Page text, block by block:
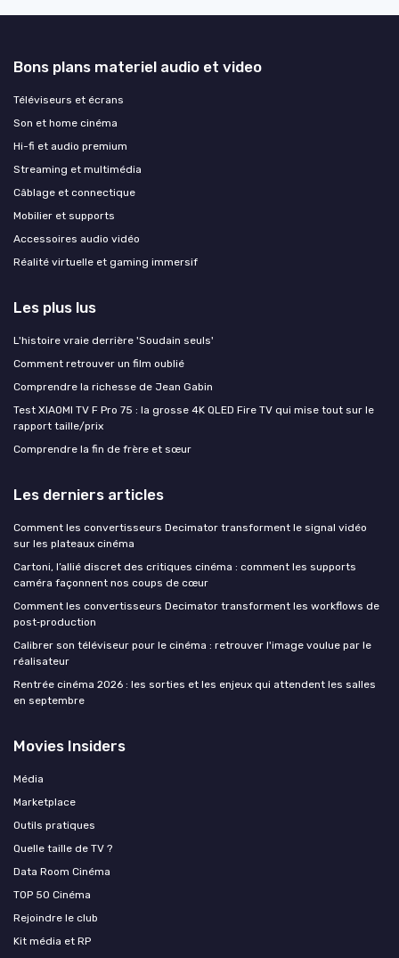
Bons plans materiel audio et video
Téléviseurs et écrans
Son et home cinéma
Hi-fi et audio premium
Streaming et multimédia
Câblage et connectique
Mobilier et supports
Accessoires audio vidéo
Réalité virtuelle et gaming immersif
Les plus lus
L'histoire vraie derrière 'Soudain seuls'
Comment retrouver un film oublié
Comprendre la richesse de Jean Gabin
Test XIAOMI TV F Pro 75 : la grosse 4K QLED Fire TV qui mise tout sur le
rapport taille/prix
Comprendre la fin de frère et sœur
Les derniers articles
Comment les convertisseurs Decimator transforment le signal vidéo
sur les plateaux cinéma
Cartoni, l’allié discret des critiques cinéma : comment les supports
caméra façonnent nos coups de cœur
Comment les convertisseurs Decimator transforment les workflows de
post‑production
Calibrer son téléviseur pour le cinéma : retrouver l'image voulue par le
réalisateur
Rentrée cinéma 2026 : les sorties et les enjeux qui attendent les salles
en septembre
Movies Insiders
Média
Marketplace
Outils pratiques
Quelle taille de TV ?
Data Room Cinéma
TOP 50 Cinéma
Rejoindre le club
Kit média et RP